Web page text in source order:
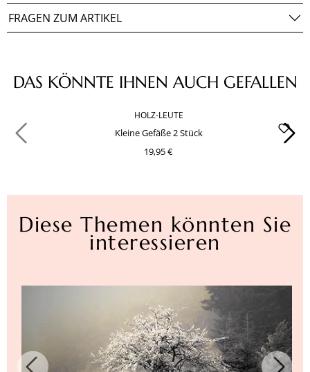
FRAGEN ZUM ARTIKEL
Produktgalerie überspringen
DAS KÖNNTE IHNEN AUCH GEFALLEN
HOLZ-LEUTE
Kleine Gefäße 2 Stück
19,95 €
Diese Themen könnten Sie
interessieren